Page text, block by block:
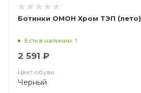
Ботинки ОМОН Хром ТЭП (лето)
Есть в наличии: 1
2 591 ₽
Цвет обуви
Черный